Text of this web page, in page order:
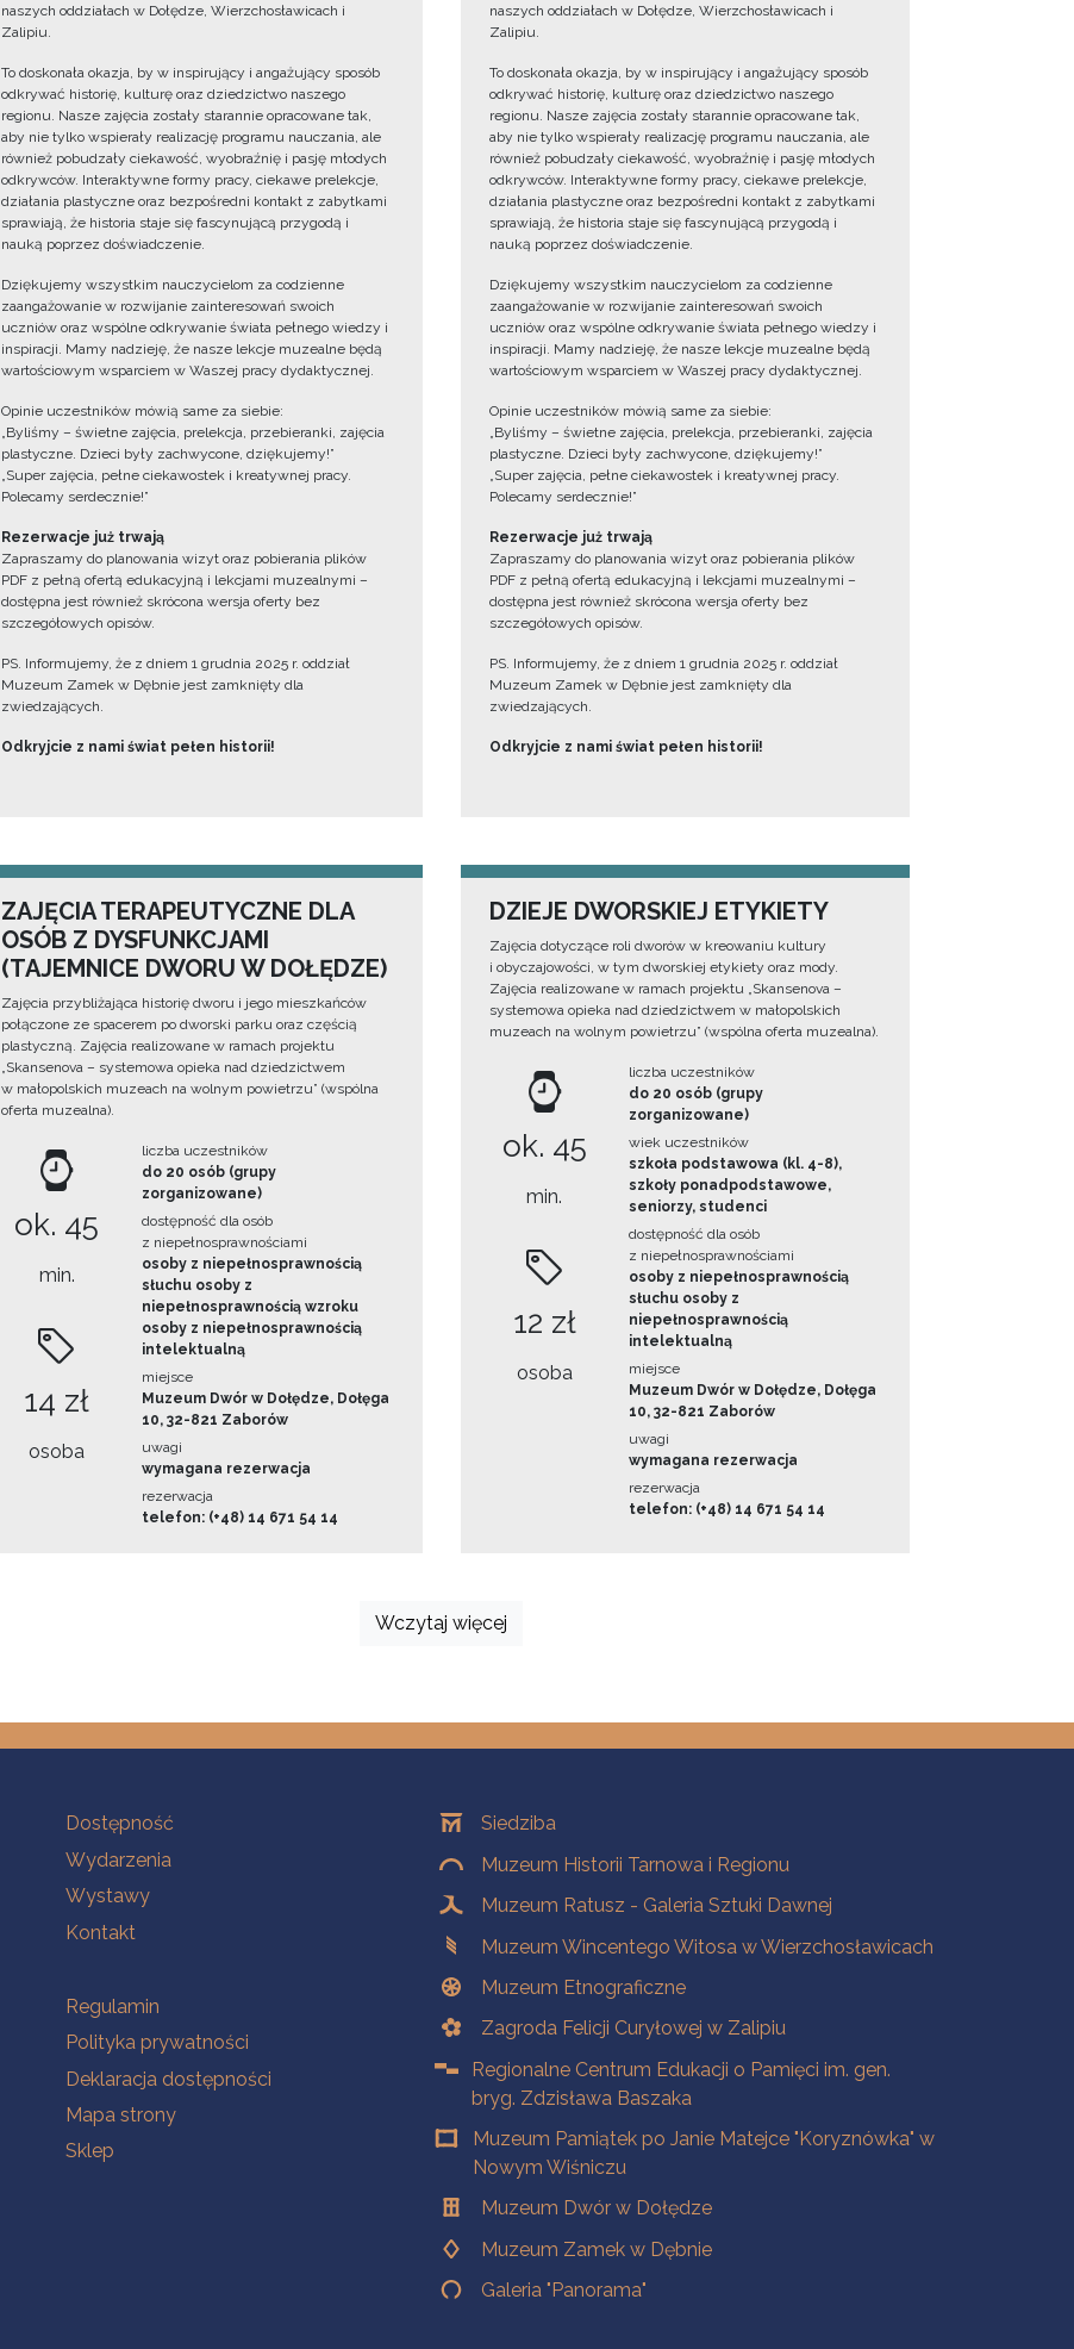
naszych oddziałach w Dołędze, Wierzchosławicach i
Zalipiu.
To doskonała okazja, by w inspirujący i angażujący sposób
odkrywać historię, kulturę oraz dziedzictwo naszego
regionu. Nasze zajęcia zostały starannie opracowane tak,
aby nie tylko wspierały realizację programu nauczania, ale
również pobudzały ciekawość, wyobraźnię i pasję młodych
odkrywców. Interaktywne formy pracy, ciekawe prelekcje,
działania plastyczne oraz bezpośredni kontakt z zabytkami
sprawiają, że historia staje się fascynującą przygodą i
nauką poprzez doświadczenie.
Dziękujemy wszystkim nauczycielom za codzienne
zaangażowanie w rozwijanie zainteresowań swoich
uczniów oraz wspólne odkrywanie świata pełnego wiedzy i
inspiracji. Mamy nadzieję, że nasze lekcje muzealne będą
wartościowym wsparciem w Waszej pracy dydaktycznej.
Opinie uczestników mówią same za siebie:
„Byliśmy – świetne zajęcia, prelekcja, przebieranki, zajęcia
plastyczne. Dzieci były zachwycone, dziękujemy!”
„Super zajęcia, pełne ciekawostek i kreatywnej pracy.
Polecamy serdecznie!”
Rezerwacje już trwają
Zapraszamy do planowania wizyt oraz pobierania plików
PDF z pełną ofertą edukacyjną i lekcjami muzealnymi –
dostępna jest również skrócona wersja oferty bez
szczegółowych opisów.
PS. Informujemy, że z dniem 1 grudnia 2025 r. oddział
Muzeum Zamek w Dębnie jest zamknięty dla
zwiedzających.
Odkryjcie z nami świat pełen historii!
naszych oddziałach w Dołędze, Wierzchosławicach i
Zalipiu.
To doskonała okazja, by w inspirujący i angażujący sposób
odkrywać historię, kulturę oraz dziedzictwo naszego
regionu. Nasze zajęcia zostały starannie opracowane tak,
aby nie tylko wspierały realizację programu nauczania, ale
również pobudzały ciekawość, wyobraźnię i pasję młodych
odkrywców. Interaktywne formy pracy, ciekawe prelekcje,
działania plastyczne oraz bezpośredni kontakt z zabytkami
sprawiają, że historia staje się fascynującą przygodą i
nauką poprzez doświadczenie.
Dziękujemy wszystkim nauczycielom za codzienne
zaangażowanie w rozwijanie zainteresowań swoich
uczniów oraz wspólne odkrywanie świata pełnego wiedzy i
inspiracji. Mamy nadzieję, że nasze lekcje muzealne będą
wartościowym wsparciem w Waszej pracy dydaktycznej.
Opinie uczestników mówią same za siebie:
„Byliśmy – świetne zajęcia, prelekcja, przebieranki, zajęcia
plastyczne. Dzieci były zachwycone, dziękujemy!”
„Super zajęcia, pełne ciekawostek i kreatywnej pracy.
Polecamy serdecznie!”
Rezerwacje już trwają
Zapraszamy do planowania wizyt oraz pobierania plików
PDF z pełną ofertą edukacyjną i lekcjami muzealnymi –
dostępna jest również skrócona wersja oferty bez
szczegółowych opisów.
PS. Informujemy, że z dniem 1 grudnia 2025 r. oddział
Muzeum Zamek w Dębnie jest zamknięty dla
zwiedzających.
Odkryjcie z nami świat pełen historii!
ZAJĘCIA TERAPEUTYCZNE DLA
OSÓB Z DYSFUNKCJAMI
(TAJEMNICE DWORU W DOŁĘDZE)
Zajęcia przybliżająca historię dworu i jego mieszkańców
połączone ze spacerem po dworski parku oraz częścią
plastyczną. Zajęcia realizowane w ramach projektu
„Skansenova – systemowa opieka nad dziedzictwem
w małopolskich muzeach na wolnym powietrzu” (wspólna
oferta muzealna).
ok. 45
min.
14 zł
osoba
liczba uczestników
do 20 osób (grupy
zorganizowane)
dostępność dla osób
z niepełnosprawnościami
osoby z niepełnosprawnością
słuchu osoby z
niepełnosprawnością wzroku
osoby z niepełnosprawnością
intelektualną
miejsce
Muzeum Dwór w Dołędze, Dołęga
10, 32-821 Zaborów
uwagi
wymagana rezerwacja
rezerwacja
telefon: (+48) 14 671 54 14
DZIEJE DWORSKIEJ ETYKIETY
Zajęcia dotyczące roli dworów w kreowaniu kultury
i obyczajowości, w tym dworskiej etykiety oraz mody.
Zajęcia realizowane w ramach projektu „Skansenova –
systemowa opieka nad dziedzictwem w małopolskich
muzeach na wolnym powietrzu” (wspólna oferta muzealna).
ok. 45
min.
12 zł
osoba
liczba uczestników
do 20 osób (grupy
zorganizowane)
wiek uczestników
szkoła podstawowa (kl. 4-8),
szkoły ponadpodstawowe,
seniorzy, studenci
dostępność dla osób
z niepełnosprawnościami
osoby z niepełnosprawnością
słuchu osoby z
niepełnosprawnością
intelektualną
miejsce
Muzeum Dwór w Dołędze, Dołęga
10, 32-821 Zaborów
uwagi
wymagana rezerwacja
rezerwacja
telefon: (+48) 14 671 54 14
Wczytaj więcej
Na skróty
Dostępność
Wydarzenia
Wystawy
Kontakt
Na skróty
Regulamin
Polityka prywatności
Deklaracja dostępności
Mapa strony
Sklep
OddziałySiedziba
Muzeum Historii Tarnowa i Regionu
Muzeum Ratusz - Galeria Sztuki Dawnej
Muzeum Wincentego Witosa w Wierzchosławicach
Muzeum Etnograficzne
Zagroda Felicji Curyłowej w Zalipiu
Regionalne Centrum Edukacji o Pamięci im. gen.
bryg. Zdzisława Baszaka
Muzeum Pamiątek po Janie Matejce "Koryznówka" w
Nowym Wiśniczu
Muzeum Dwór w Dołędze
Muzeum Zamek w Dębnie
Galeria "Panorama"